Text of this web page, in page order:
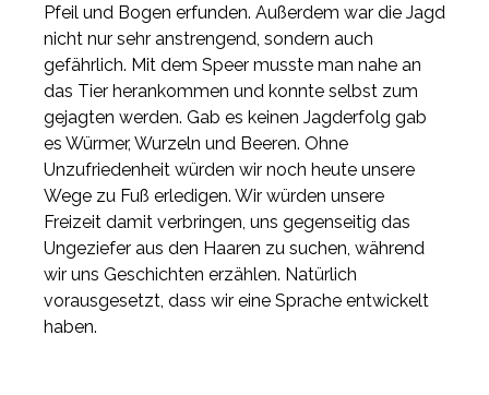
Pfeil und Bogen erfunden. Außerdem war die Jagd
nicht nur sehr anstrengend, sondern auch
gefährlich. Mit dem Speer musste man nahe an
das Tier herankommen und konnte selbst zum
gejagten werden. Gab es keinen Jagderfolg gab
es Würmer, Wurzeln und Beeren. Ohne
Unzufriedenheit würden wir noch heute unsere
Wege zu Fuß erledigen. Wir würden unsere
Freizeit damit verbringen, uns gegenseitig das
Ungeziefer aus den Haaren zu suchen, während
wir uns Geschichten erzählen. Natürlich
vorausgesetzt, dass wir eine Sprache entwickelt
haben.